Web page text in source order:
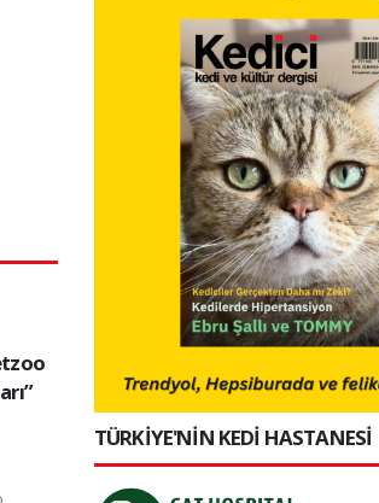
TÜRKİYE'NİN KEDİ HASTANESİ